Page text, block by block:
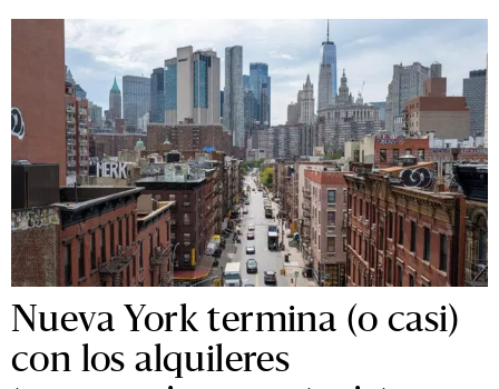
Nueva York termina (o casi)
con los alquileres